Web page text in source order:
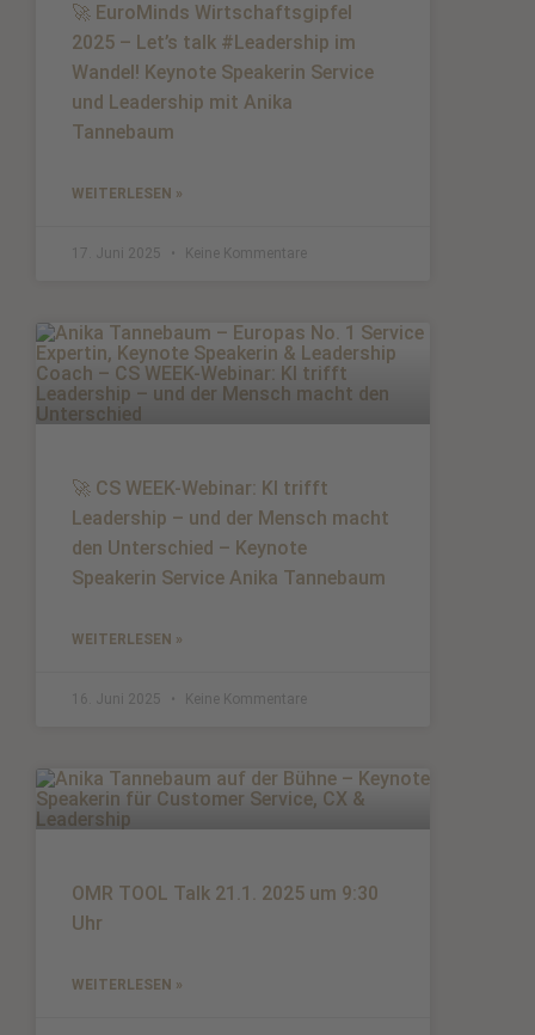
🚀 EuroMinds Wirtschaftsgipfel
2025 – Let’s talk #Leadership im
Wandel! Keynote Speakerin Service
und Leadership mit Anika
Tannebaum
WEITERLESEN »
17. Juni 2025 Keine Kommentare
🚀 CS WEEK-Webinar: KI trifft
Leadership – und der Mensch macht
den Unterschied – Keynote
Speakerin Service Anika Tannebaum
WEITERLESEN »
16. Juni 2025 Keine Kommentare
OMR TOOL Talk 21.1. 2025 um 9:30
Uhr
WEITERLESEN »